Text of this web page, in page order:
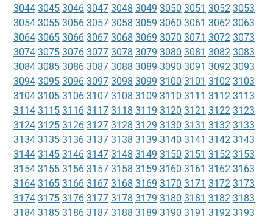
3044 3045 3046 3047 3048 3049 3050 3051 3052 3053
3054 3055 3056 3057 3058 3059 3060 3061 3062 3063
3064 3065 3066 3067 3068 3069 3070 3071 3072 3073
3074 3075 3076 3077 3078 3079 3080 3081 3082 3083
3084 3085 3086 3087 3088 3089 3090 3091 3092 3093
3094 3095 3096 3097 3098 3099 3100 3101 3102 3103
3104 3105 3106 3107 3108 3109 3110 3111 3112 3113
3114 3115 3116 3117 3118 3119 3120 3121 3122 3123
3124 3125 3126 3127 3128 3129 3130 3131 3132 3133
3134 3135 3136 3137 3138 3139 3140 3141 3142 3143
3144 3145 3146 3147 3148 3149 3150 3151 3152 3153
3154 3155 3156 3157 3158 3159 3160 3161 3162 3163
3164 3165 3166 3167 3168 3169 3170 3171 3172 3173
3174 3175 3176 3177 3178 3179 3180 3181 3182 3183
3184 3185 3186 3187 3188 3189 3190 3191 3192 3193